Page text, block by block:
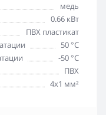
медь
0.66 кВт
ПВХ пластикат
50 °C
-50 °C
ПВХ
4x1 мм²